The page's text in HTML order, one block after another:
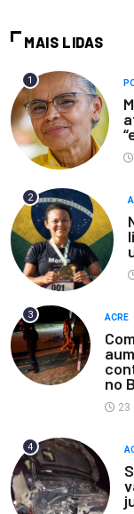
MAIS LIDAS
1
2
3 ACRE
no
23
4